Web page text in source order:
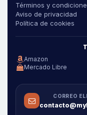
Términos y
Aviso de privacidad
Política de cookies
Amazon
Mercado Libre
CORREO